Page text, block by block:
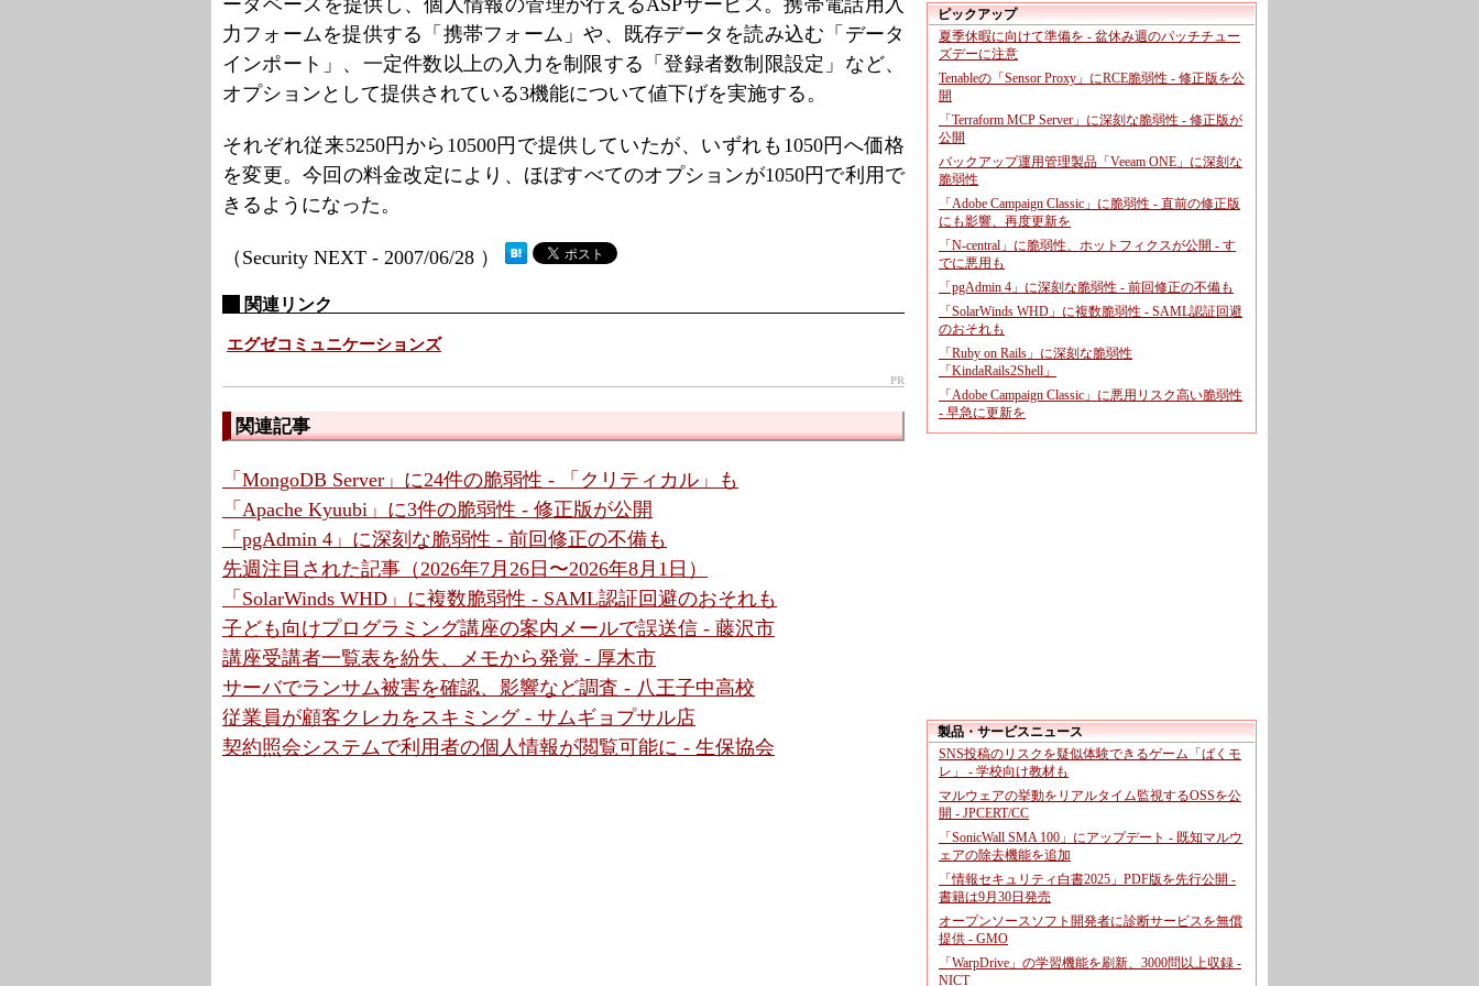
ータベースを提供し、個人情報の管理が行えるASPサービス。携帯電話用入
力フォームを提供する「携帯フォーム」や、既存データを読み込む「データ
インポート」、一定件数以上の入力を制限する「登録者数制限設定」など、
オプションとして提供されている3機能について値下げを実施する。
それぞれ従来5250円から10500円で提供していたが、いずれも1050円へ価格
を変更。今回の料金改定により、ほぼすべてのオプションが1050円で利用で
きるようになった。
（Security NEXT - 2007/06/28 ）
関連リンク
エグゼコミュニケーションズ
PR
関連記事
「MongoDB Server」に24件の脆弱性 - 「クリティカル」も
「Apache Kyuubi」に3件の脆弱性 - 修正版が公開
「pgAdmin 4」に深刻な脆弱性 - 前回修正の不備も
先週注目された記事（2026年7月26日〜2026年8月1日）
「SolarWinds WHD」に複数脆弱性 - SAML認証回避のおそれも
子ども向けプログラミング講座の案内メールで誤送信 - 藤沢市
講座受講者一覧表を紛失、メモから発覚 - 厚木市
サーバでランサム被害を確認、影響など調査 - 八王子中高校
従業員が顧客クレカをスキミング - サムギョプサル店
契約照会システムで利用者の個人情報が閲覧可能に - 生保協会
ピックアップ
夏季休暇に向けて準備を - 盆休み週のパッチチュー
ズデーに注意
Tenableの「Sensor Proxy」にRCE脆弱性 - 修正版を公
開
「Terraform MCP Server」に深刻な脆弱性 - 修正版が
公開
バックアップ運用管理製品「Veeam ONE」に深刻な
脆弱性
「Adobe Campaign Classic」に脆弱性 - 直前の修正版
にも影響、再度更新を
「N-central」に脆弱性、ホットフィクスが公開 - す
でに悪用も
「pgAdmin 4」に深刻な脆弱性 - 前回修正の不備も
「SolarWinds WHD」に複数脆弱性 - SAML認証回避
のおそれも
「Ruby on Rails」に深刻な脆弱性
「KindaRails2Shell」
「Adobe Campaign Classic」に悪用リスク高い脆弱性
- 早急に更新を
製品・サービスニュース
SNS投稿のリスクを疑似体験できるゲーム「ばくモ
レ」 - 学校向け教材も
マルウェアの挙動をリアルタイム監視するOSSを公
開 - JPCERT/CC
「SonicWall SMA 100」にアップデート - 既知マルウ
ェアの除去機能を追加
「情報セキュリティ白書2025」PDF版を先行公開 -
書籍は9月30日発売
オープンソースソフト開発者に診断サービスを無償
提供 - GMO
「WarpDrive」の学習機能を刷新、3000問以上収録 -
NICT